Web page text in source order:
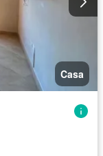
Casa